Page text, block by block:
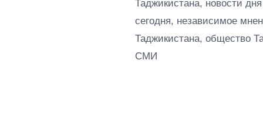
Таджикистана, новости
сегодня, независимое
Таджикистана, общество
СМИ